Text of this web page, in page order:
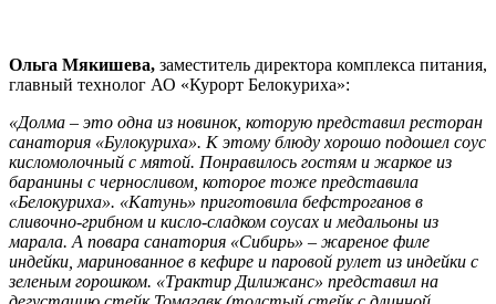
Ольга Мякишева, заместитель директора комплекса питания,
главный технолог АО «Курорт Белокуриха»:
«Долма – это одна из новинок, которую представил ресторан
санатория «Булокуриха». К этому блюду хорошо подошел соус
кисломолочный с мятой. Понравилось гостям и жаркое из
баранины с черносливом, которое тоже представила
«Белокуриха». «Катунь» приготовила бефстроганов в
сливочно-грибном и кисло-сладком соусах и медальоны из
марала. А повара санатория «Сибирь» – жареное филе
индейки, маринованное в кефире и паровой рулет из индейки с
зеленым горошком. «Трактир Дилижанс» представил на